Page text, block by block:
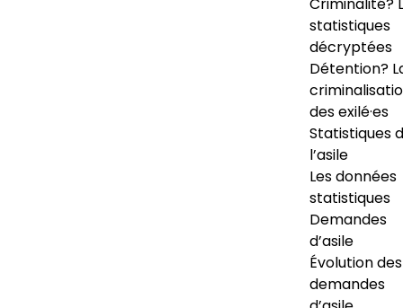
statistiques
décryptées
Détention?
des exilé·es
Statistiques
l’asile
Les données
statistiques
Demandes
d’asile
Évolution des
demandes